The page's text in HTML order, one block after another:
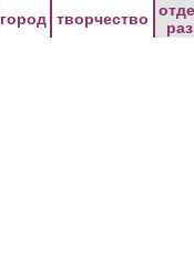
город творчество